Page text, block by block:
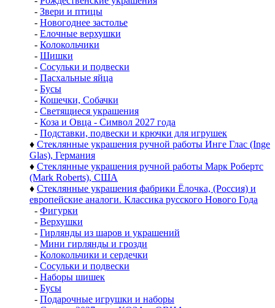
- Звери и птицы
- Новогоднее застолье
- Елочные верхушки
- Колокольчики
- Шишки
- Сосульки и подвески
- Пасхальные яйца
- Бусы
- Кошечки, Собачки
- Светящиеся украшения
- Коза и Овца - Символ 2027 года
- Подставки, подвески и крючки для игрушек
♦ Стеклянные украшения ручной работы Инге Глас (Inge
Glas), Германия
♦ Стеклянные украшения ручной работы Марк Робертс
(Mark Roberts), США
♦ Стеклянные украшения фабрики Ёлочка, (Россия) и
европейские аналоги. Классика русского Нового Года
- Фигурки
- Верхушки
- Гирлянды из шаров и украшений
- Мини гирлянды и грозди
- Колокольчики и сердечки
- Сосульки и подвески
- Наборы шишек
- Бусы
- Подарочные игрушки и наборы